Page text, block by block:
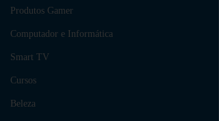
Produtos Gamer
Computador e Informática
Smart TV
Cursos
Beleza